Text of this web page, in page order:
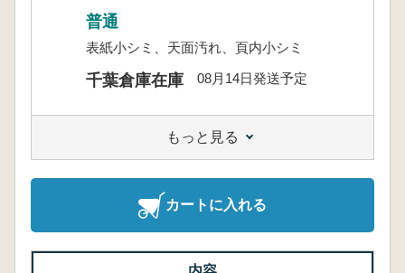
普通
表紙小シミ、天面汚れ、頁内小シミ
千葉倉庫在庫 08月14日発送予定
もっと見る
カートに入れる